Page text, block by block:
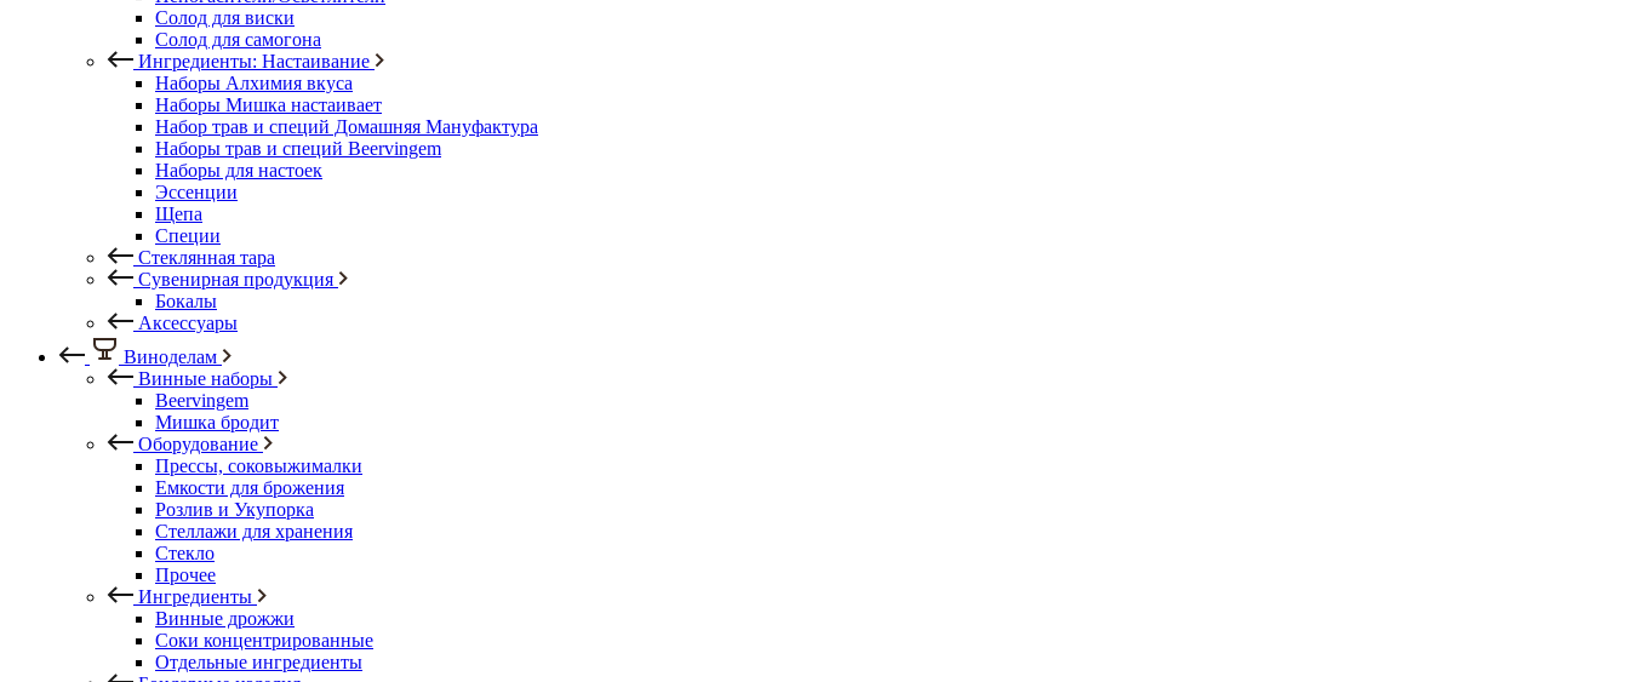
Солод для виски
Солод для самогона
Ингредиенты: Настаивание
Наборы Алхимия вкуса
Наборы Мишка настаивает
Набор трав и специй Домашняя Мануфактура
Наборы трав и специй Beervingem
Наборы для настоек
Эссенции
Щепа
Специи
Стеклянная тара
Сувенирная продукция
Бокалы
Аксессуары
Виноделам
Винные наборы
Beervingem
Мишка бродит
Оборудование
Прессы, соковыжималки
Емкости для брожения
Розлив и Укупорка
Стеллажи для хранения
Стекло
Прочее
Ингредиенты
Винные дрожжи
Соки концентрированные
Отдельные ингредиенты